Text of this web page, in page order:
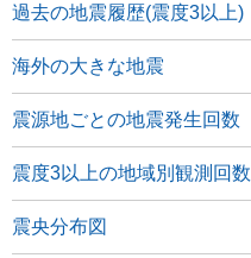
過去の地震履歴(震度3以上)
海外の大きな地震
震源地ごとの地震発生回数
震度3以上の地域別観測回数
震央分布図